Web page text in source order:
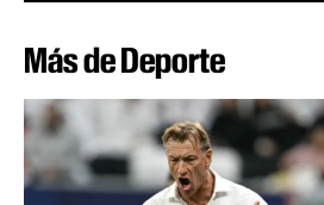
Más de Deporte